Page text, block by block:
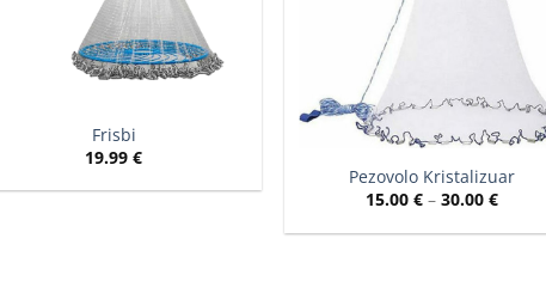
Frisbi
19.99€
Pezovolo Kristalizuar
15.00€ – 30.00€Price
15.00